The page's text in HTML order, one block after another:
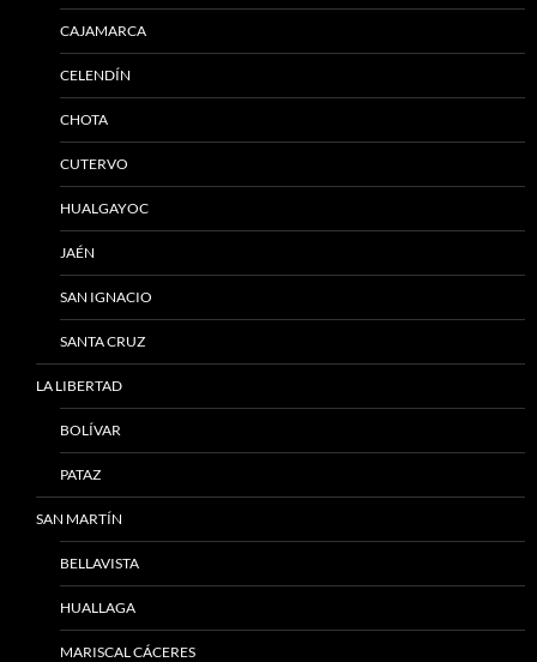
CAJAMARCA
CELENDÍN
CHOTA
CUTERVO
HUALGAYOC
JAÉN
SAN IGNACIO
SANTA CRUZ
LA LIBERTAD
BOLÍVAR
PATAZ
SAN MARTÍN
BELLAVISTA
HUALLAGA
MARISCAL CÁCERES